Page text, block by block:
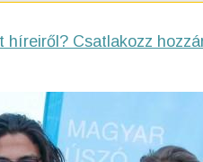
Csatlakozz